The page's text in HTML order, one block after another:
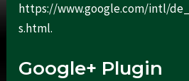
https://www.google.com/intl/
s.html.
Google+ Plugin